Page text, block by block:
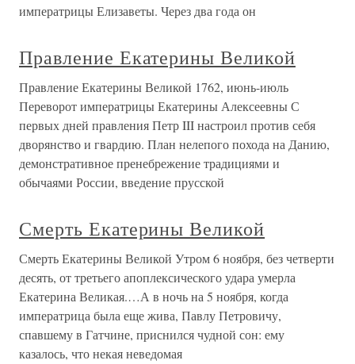
императрицы Елизаветы. Через два года он
Правление Екатерины Великой
Правление Екатерины Великой 1762, июнь-июль
Переворот императрицы Екатерины Алексеевны С
первых дней правления Петр III настроил против себя
дворянство и гвардию. План нелепого похода на Данию,
демонстративное пренебрежение традициями и
обычаями России, введение прусской
Смерть Екатерины Великой
Смерть Екатерины Великой Утром 6 ноября, без четверти
десять, от третьего апоплексического удара умерла
Екатерина Великая.…А в ночь на 5 ноября, когда
императрица была еще жива, Павлу Петровичу,
спавшему в Гатчине, приснился чудной сон: ему
казалось, что некая неведомая